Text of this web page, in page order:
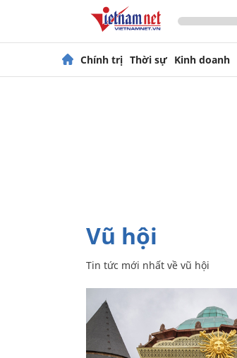
Chính trị Thời sự Kinh doanh
vũ hội
Tin tức mới nhất về vũ hội